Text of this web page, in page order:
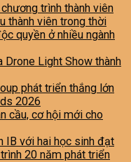
trình thành viên
thành viên trong thời
quyền ở nhiều ngành
Drone Light Show thành
phát triển thắng lớn
2026
cầu, cơ hội mới cho
IB với hai học sinh đạt
20 năm phát triển